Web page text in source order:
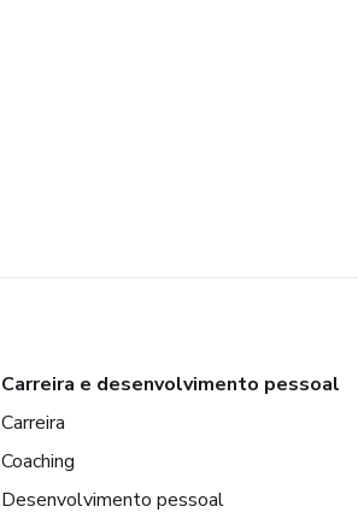
Carreira e desenvolvimento pessoal
Carreira
Coaching
Desenvolvimento pessoal